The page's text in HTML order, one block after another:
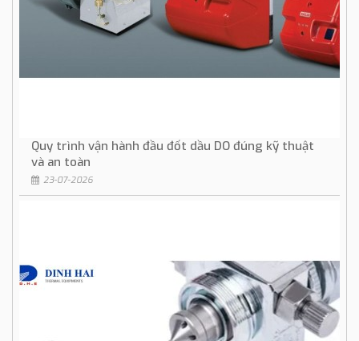
Quy trình vận hành đầu đốt dầu DO đúng kỹ thuật
và an toàn
23-07-2026